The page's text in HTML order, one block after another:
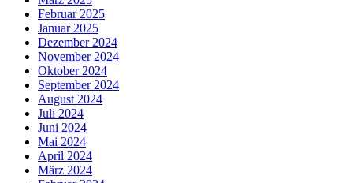
Februar 2025
Januar 2025
Dezember 2024
November 2024
Oktober 2024
September 2024
August 2024
Juli 2024
Juni 2024
Mai 2024
April 2024
März 2024